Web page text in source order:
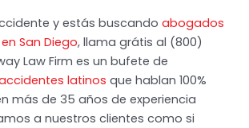
y estás buscando abogados
San Diego, llama grátis al (800)
Law Firm es un bufete de
latinos que hablan 100%
más de 35 años de experiencia
a nuestros clientes como si